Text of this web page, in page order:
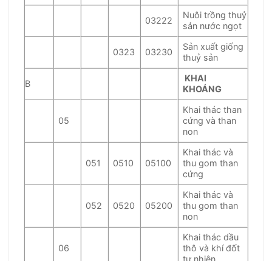
03222
Nuôi trồng thuỷ
sản nước ngọt
0323 03230
Sản xuất giống
thuỷ sản
B
KHAI
KHOÁNG
05
Khai thác than
cứng và than
non
051 0510 05100
Khai thác và
thu gom than
cứng
052 0520 05200
Khai thác và
thu gom than
non
06
Khai thác dầu
thô và khí đốt
tự nhiên